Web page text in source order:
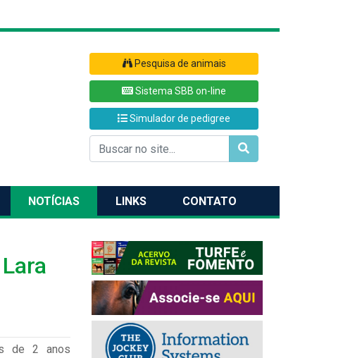
Pesquisa de animais
Sistema SBB on-line
Simulador de pedigree
NOTÍCIAS LINKS CONTATO
de 2 anos